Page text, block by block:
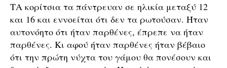
ΤΑ κορίτσια τα πάντρευαν σε ηλικία μεταξύ 12
και 16 και εννοείται ότι δεν τα ρωτούσαν. Ήταν
αυτονόητο ότι ήταν παρθένες, έπρεπε να ήταν
παρθένες. Κι αφού ήταν παρθένες ήταν βέβαιο
ότι την πρώτη νύχτα του γάμου θα πονέσουν και